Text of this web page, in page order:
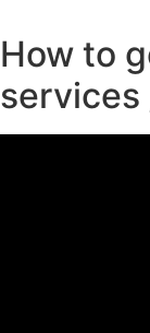
How to
services